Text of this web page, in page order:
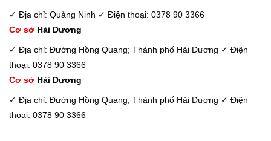
✓ Địa chỉ: Quảng Ninh ✓ Điện thoại: 0378 90 3366
Cơ sở Hải Dương
✓ Địa chỉ: Đường Hồng Quang; Thành phố Hải Dương ✓ Điện
thoại: 0378 90 3366
Cơ sở Hải Dương
✓ Địa chỉ: Đường Hồng Quang; Thành phố Hải Dương ✓ Điện
thoại: 0378 90 3366